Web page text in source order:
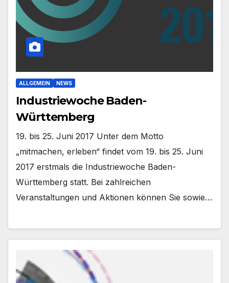
ALLGEMEIN NEWS
Industriewoche Baden-
Württemberg
19. bis 25. Juni 2017 Unter dem Motto
„mitmachen, erleben“ findet vom 19. bis 25. Juni
2017 erstmals die Industriewoche Baden-
Württemberg statt. Bei zahlreichen
Veranstaltungen und Aktionen können Sie sowie…